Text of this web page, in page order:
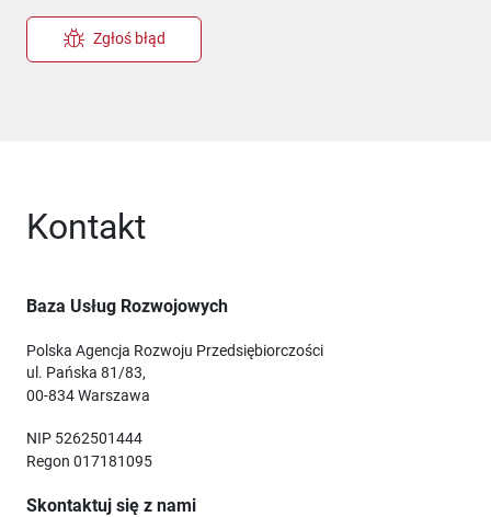
Zgłoś błąd
Kontakt
Baza Usług Rozwojowych
Polska Agencja Rozwoju Przedsiębiorczości
ul. Pańska 81/83,
00-834 Warszawa
NIP 5262501444
Regon 017181095
Skontaktuj się z nami